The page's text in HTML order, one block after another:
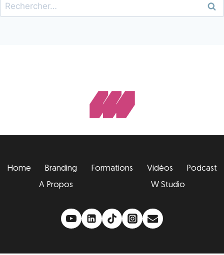
Home Branding Formations Vidéos
Podcast
A Propos
W Studio